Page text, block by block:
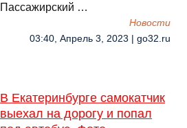
Пассажирский …
Новости
03:40, Апрель 3, 2023 | go32.ru
В Екатеринбурге самокатчик
выехал на дорогу и попал